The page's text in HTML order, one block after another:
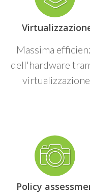
Massima
dell'hardware
Policy